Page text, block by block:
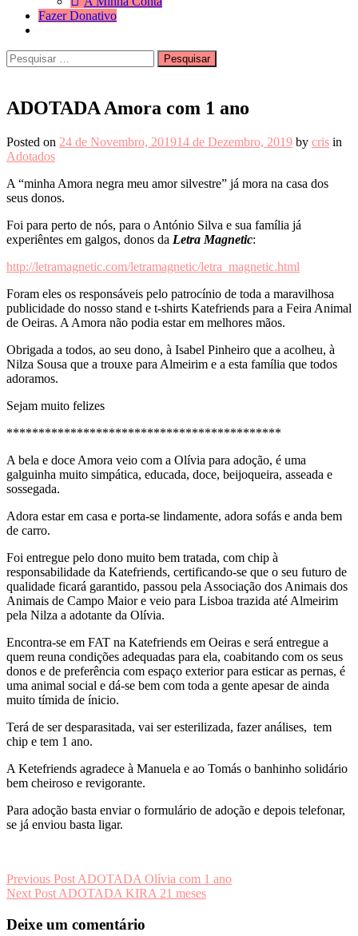
Fazer Donativo
Search
Pesquisar
por:
ADOTADA Amora com 1 ano
Posted on 24 de Novembro, 201914 de Dezembro, 2019 by cris in
Adotados
A “minha Amora negra meu amor silvestre” já mora na casa dos
seus donos.
Foi para perto de nós, para o António Silva e sua família já
experiêntes em galgos, donos da Letra Magnetic:
http://letramagnetic.com/letramagnetic/letra_magnetic.html
Foram eles os responsáveis pelo patrocínio de toda a maravilhosa
publicidade do nosso stand e t-shirts Katefriends para a Feira Animal
de Oeiras. A Amora não podia estar em melhores mãos.
Obrigada a todos, ao seu dono, à Isabel Pinheiro que a acolheu, à
Nilza Sousa que a trouxe para Almeirim e a esta família que todos
adoramos.
Sejam muito felizes
*******************************************
A bela e doce Amora veio com a Olívia para adoção, é uma
galguinha muito simpática, educada, doce, beijoqueira, asseada e
sossegada.
Adora estar em casa e porta-se lindamente, adora sofás e anda bem
de carro.
Foi entregue pelo dono muito bem tratada, com chip à
responsabilidade da Katefriends, certificando-se que o seu futuro de
qualidade ficará garantido, passou pela Associação dos Animais dos
Animais de Campo Maior e veio para Lisboa trazida até Almeirim
pela Nilza a adotante da Olívia.
Encontra-se em FAT na Katefriends em Oeiras e será entregue a
quem reuna condições adequadas para ela, coabitando com os seus
donos e de preferência com espaço exterior para esticar as pernas, é
uma animal social e dá-se bem com toda a gente apesar de ainda
muito tímida de ínicio.
Terá de ser desparasitada, vai ser esterilizada, fazer análises, tem
chip e tem 1 ano.
A Ketefriends agradece à Manuela e ao Tomás o banhinho solidário
bem cheiroso e revigorante.
Para adoção basta enviar o formulário de adoção e depois telefonar,
se já enviou basta ligar.
Navegação
de
artigos
Previous Post ADOTADA Olívia com 1 ano
Next Post ADOTADA KIRA 21 meses
Deixe um comentário